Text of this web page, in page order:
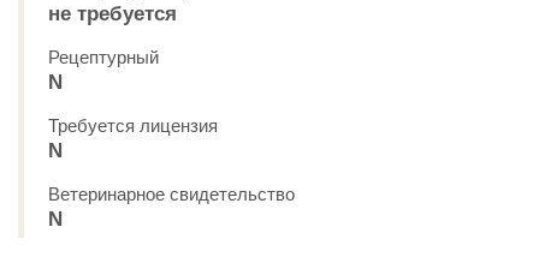
не требуется
Рецептурный
N
Требуется лицензия
N
Ветеринарное свидетельство
N